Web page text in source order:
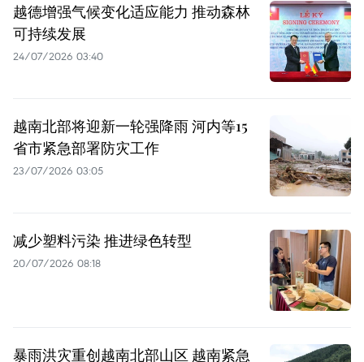
越德增强气候变化适应能力 推动森林
可持续发展
24/07/2026 03:40
越南北部将迎新一轮强降雨 河内等15
省市紧急部署防灾工作
23/07/2026 03:05
减少塑料污染 推进绿色转型
20/07/2026 08:18
暴雨洪灾重创越南北部山区 越南紧急